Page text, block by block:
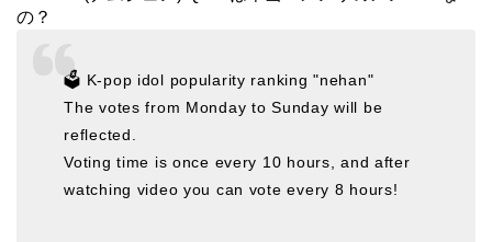
の？
🗳 K-pop idol popularity ranking "nehan"
The votes from Monday to Sunday will be
reflected.
Voting time is once every 10 hours, and after
watching video you can vote every 8 hours!